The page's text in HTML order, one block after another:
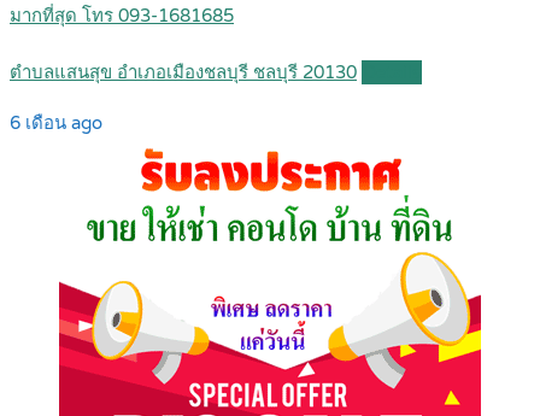
มากที่สุด โทร 093-1681685
ตำบลแสนสุข อำเภอเมืองชลบุรี ชลบุรี 20130
6 เดือน ago